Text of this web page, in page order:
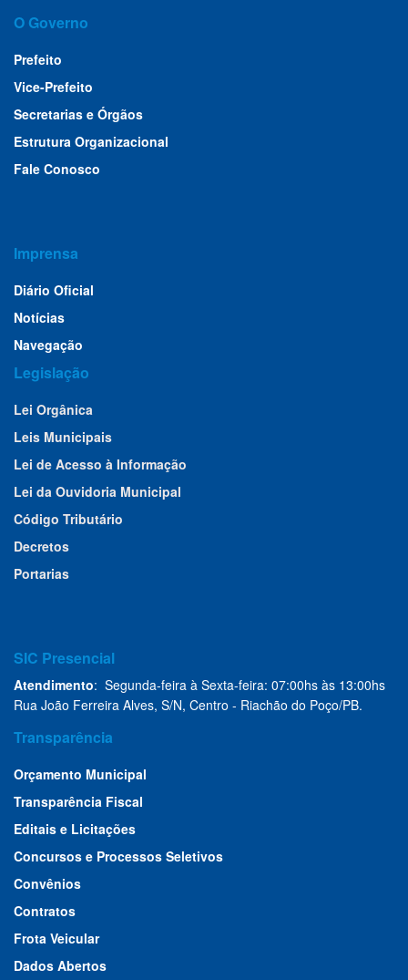
O Governo
Prefeito
Vice-Prefeito
Secretarias e Órgãos
Estrutura Organizacional
Fale Conosco
Imprensa
Diário Oficial
Notícias
Navegação
Legislação
Lei Orgânica
Leis Municipais
Lei de Acesso à Informação
Lei da Ouvidoria Municipal
Código Tributário
Decretos
Portarias
SIC Presencial
Atendimento: Segunda-feira à Sexta-feira: 07:00hs às 13:00hs
Rua João Ferreira Alves, S/N, Centro - Riachão do Poço/PB.
Transparência
Orçamento Municipal
Transparência Fiscal
Editais e Licitações
Concursos e Processos Seletivos
Convênios
Contratos
Frota Veicular
Dados Abertos